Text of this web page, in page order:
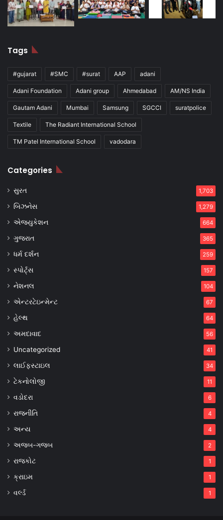
Tags
#gujarat #SMC #surat AAP adani
Adani Foundation Adani group Ahmedabad AM/NS India
Gautam Adani Mumbai Samsung SGCCI suratpolice
Textile The Radiant International School
TM Patel International School vadodara
Categories
સુરત 1,703
બિઝનેસ 1,279
એજ્યુકેશન 664
ગુજરાત 365
ધર્મ દર્શન 259
સ્પોર્ટ્સ 157
નેશનલ 104
એન્ટરટેઇન્મેન્ટ 67
હેલ્થ 64
અમદાવાદ 56
Uncategorized 41
લાઈફસ્ટાઇલ 34
ટેકનોલોજી 11
વડોદરા 6
રાજનીતિ 4
અન્ય 4
અજબ-ગજબ 2
રાજકોટ 1
ક્રાઇમ 1
વર્લ્ડ 1